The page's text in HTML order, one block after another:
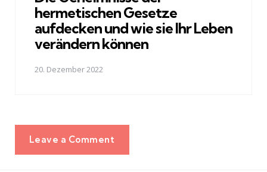
hermetischen Gesetze
aufdecken und wie sie Ihr Leben
verändern können‍
20. Dezember 2022
Leave a Comment